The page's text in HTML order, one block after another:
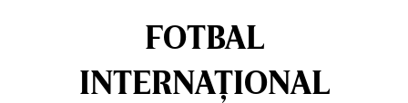
FOTBAL
INTERNAȚIONAL